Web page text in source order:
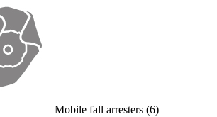
Mobile fall arresters (6)